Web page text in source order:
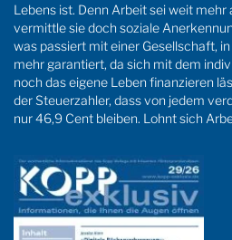
Lebens ist. Denn Arbeit sei weit
vermittle sie doch soziale
was passiert mit einer Gesellschaft,
mehr garantiert, da sich mit dem
noch das eigene Leben finanzieren
der Steuerzahler, dass von jedem
nur 46,9 Cent bleiben. Lohnt sich